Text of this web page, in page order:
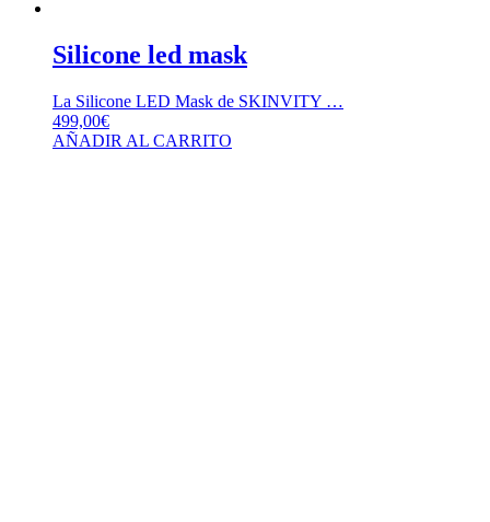
Silicone led mask
La Silicone LED Mask de SKINVITY …
499,00€
AÑADIR AL CARRITO